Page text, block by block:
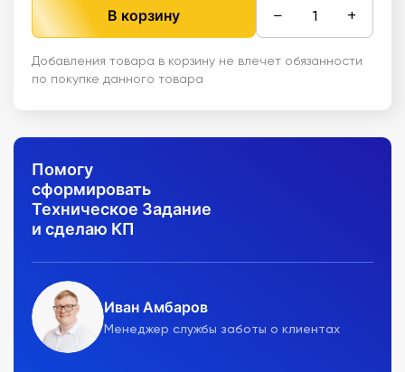
В корзину − +
Добавления товара в корзину не влечет обязанности
по покупке данного товара
Помогу
сформировать
Техническое Задание
и сделаю КП
Иван Амбаров
Менеджер службы заботы о клиентах